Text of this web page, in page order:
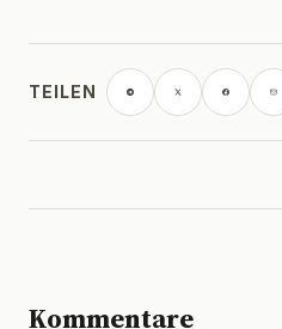
TEILEN
Kommentare